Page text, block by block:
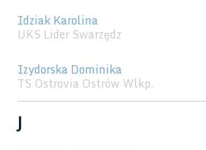
Idziak Karolina
UKS Lider Swarzędz
Izydorska Dominika
TS Ostrovia Ostrów Wlkp.
J